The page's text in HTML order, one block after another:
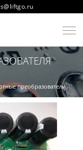
преобразователи